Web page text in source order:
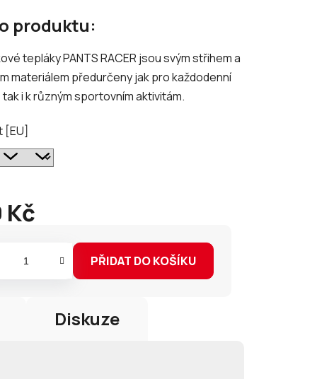
produktu:
tepláky PANTS RACER jsou svým střihem a
materiálem předurčeny jak pro každodenní
i k různým sportovním aktivitám.
[EU]
Kč
PŘIDAT DO KOŠÍKU
Diskuze